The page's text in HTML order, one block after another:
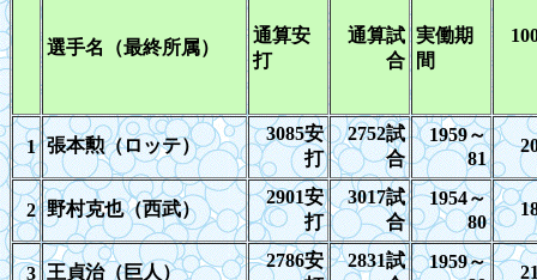
選手名（最終所属）
通算安
打
通算試
合
実働期
間
1 張本勲（ロッテ）
3085安
打
2752試
合
1959～
81
2 野村克也（西武）
2901安
打
3017試
合
1954～
80
3 王貞治（巨人）
2786安
2831試
1959～